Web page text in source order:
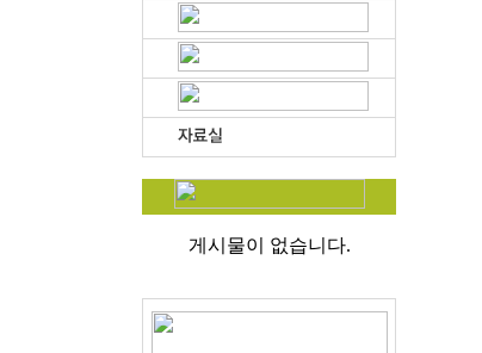
게시물이 없습니다.